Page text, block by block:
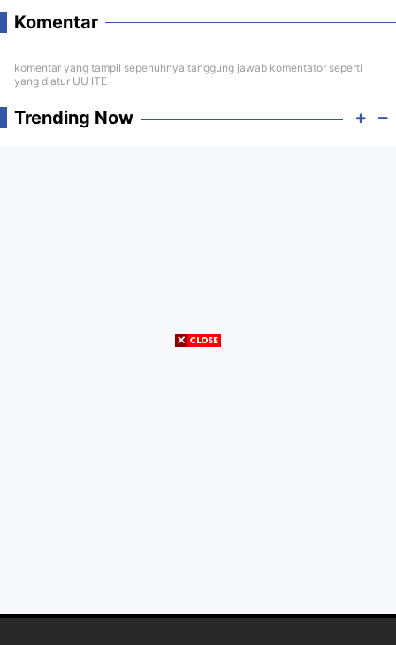
Komentar
komentar yang tampil sepenuhnya tanggung jawab komentator seperti
yang diatur UU ITE
Trending Now